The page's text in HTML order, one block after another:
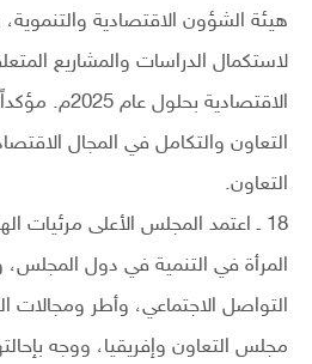
هيئة الشؤون الاقتصادية
لاستكمال الدراسات والمشاريع
الاقتصادية
التعاون والتكامل في المجال
التعاون.
18 ـ اعتمد المجلس الأعلى مرئيات
المرأة في التنمية في دول المجلس،
التواصل الاجتماعي، وأطر ومجالات
مجلس التعاون وإفريقيا، ووجه